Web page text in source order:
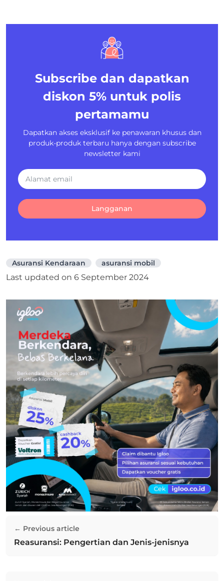
Subscribe dan dapatkan
diskon 5% untuk polis
pertamamu
Dapatkan akses eksklusif ke penawaran khusus dan
produk-produk terbaru hanya dengan subscribe
newsletter kami
Langganan
Asuransi Kendaraan asuransi mobil
Last updated on 6 September 2024
pos← Previous article
Previous post:
Reasuransi: Pengertian dan Jenis-jenisnya